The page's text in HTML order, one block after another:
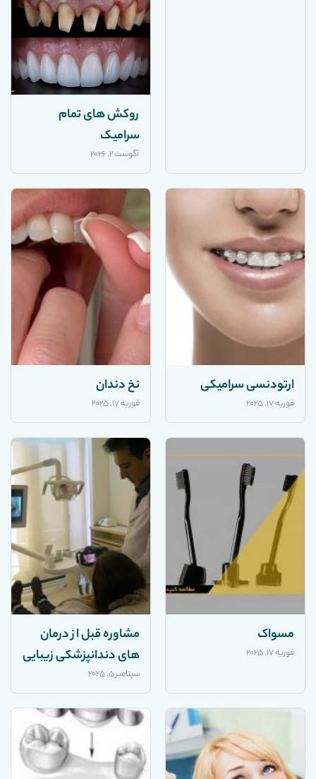
روکش های تمام
سرامیک
آگوست 2, 2026
ارتودنسی سرامیکی
فوریه 17, 2025
نخ دندان
فوریه 17, 2025
مسواک
فوریه 17, 2025
مشاوره قبل از درمان
های دندانپزشکی زیبایی
سپتامبر 5, 2025